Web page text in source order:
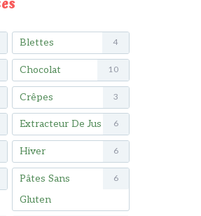
Blettes 4
Chocolat 10
Crêpes 3
Extracteur De Jus 6
Hiver 6
Pâtes Sans
Gluten
6